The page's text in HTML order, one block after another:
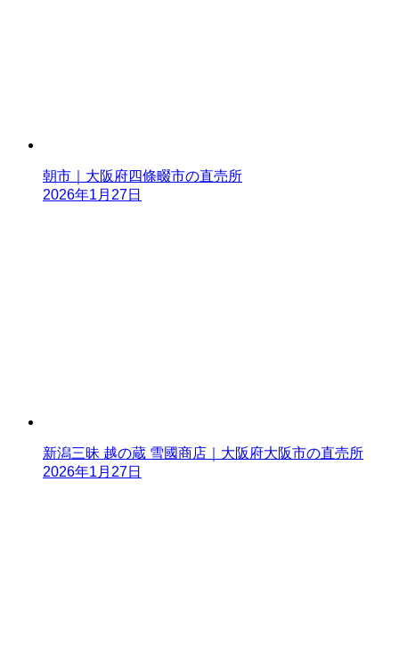
朝市｜大阪府四條畷市の直売所
2026年1月27日
新潟三昧 越の蔵 雪國商店｜大阪府大阪市の直売所
2026年1月27日